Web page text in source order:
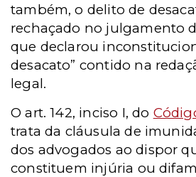
também, o delito de
rechaçado no julgamento
que declarou
desacato” contido na
legal.
O art. 142, inciso I, do
trata da cláusula de
dos advogados ao dispor
constituem injúria ou